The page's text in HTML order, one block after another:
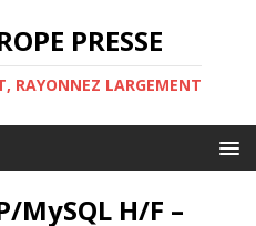
PRESSE
RAYONNEZ LARGEMENT
MySQL H/F –